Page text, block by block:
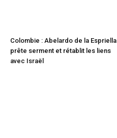
Colombie : Abelardo de la Espriella
prête serment et rétablit les liens
avec Israël